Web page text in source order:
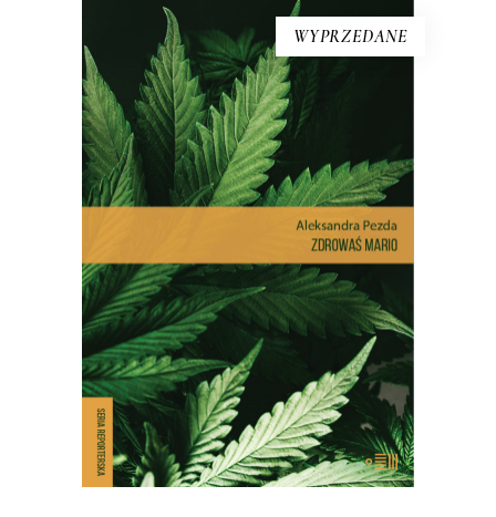
WYPRZEDANE